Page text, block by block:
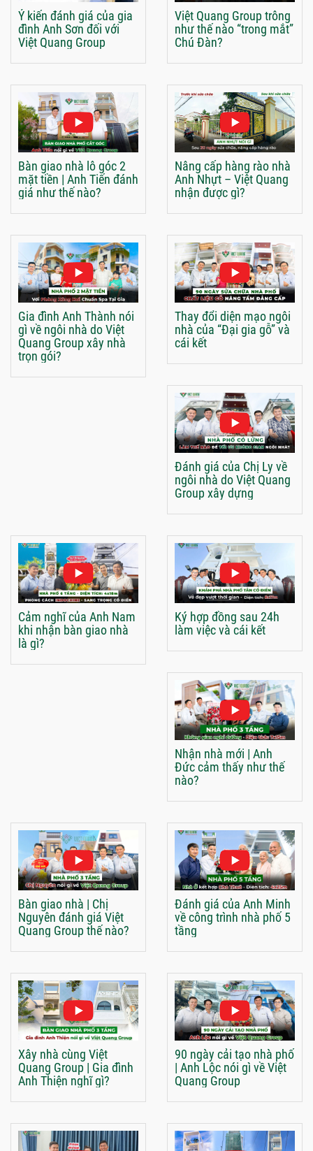
Ý kiến đánh giá của gia
đình Anh Sơn đối với
Việt Quang Group
Việt Quang Group trông
như thế nào “trong mắt”
Chú Đàn?
Bàn giao nhà lô góc 2
mặt tiền | Anh Tiến đánh
giá như thế nào?
Nâng cấp hàng rào nhà
Anh Nhựt – Việt Quang
nhận được gì?
Gia đình Anh Thành nói
gì về ngôi nhà do Việt
Quang Group xây nhà
trọn gói?
Thay đổi diện mạo ngôi
nhà của “Đại gia gỗ” và
cái kết
Đánh giá của Chị Ly về
ngôi nhà do Việt Quang
Group xây dựng
Cảm nghĩ của Anh Nam
khi nhận bàn giao nhà
là gì?
Ký hợp đồng sau 24h
làm việc và cái kết
Nhận nhà mới | Anh
Đức cảm thấy như thế
nào?
Bàn giao nhà | Chị
Nguyên đánh giá Việt
Quang Group thế nào?
Đánh giá của Anh Minh
về công trình nhà phố 5
tầng
Xây nhà cùng Việt
Quang Group | Gia đình
Anh Thiện nghĩ gì?
90 ngày cải tạo nhà phố
| Anh Lộc nói gì về Việt
Quang Group